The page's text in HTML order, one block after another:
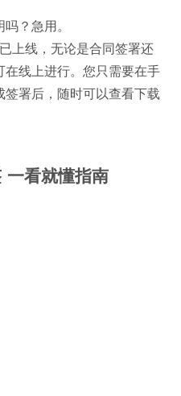
？急用。
上线，无论是合同签署还
在线上进行。您只需要在手
署后，随时可以查看下载
一看就懂指南